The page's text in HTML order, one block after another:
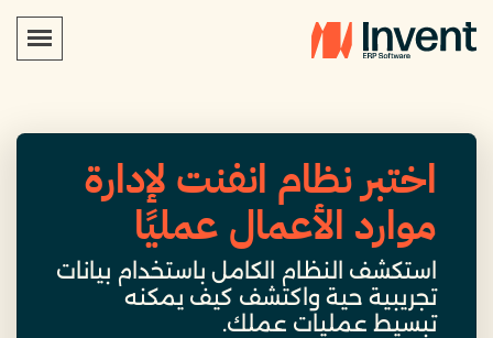
اختبر نظام انفنت لإدارة
موارد الأعمال عمليًا
استكشف النظام الكامل باستخدام بيانات
تجريبية حية واكتشف كيف يمكنه
تبسيط عمليات عملك.